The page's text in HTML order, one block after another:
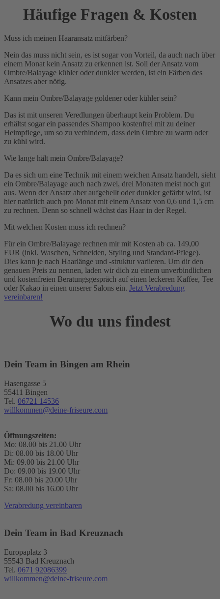
Häufige Fragen & Kosten
Muss ich meinen Haaransatz mitfärben?
Nein das muss nicht sein, es ist sogar von Vorteil, da auch nach über
einem Monat kein Ansatz zu erkennen ist. Soll der Ansatz vom
Ombre/Balayage kühler oder dunkler werden, ist ein Färben des
Ansatzes aber nötig.
Kann mein Ombre/Balayage goldener oder kühler sein?
Das ist mit unseren Veredlungen überhaupt kein Problem. Du
erhältst sogar ein passendes Shampoo kostenfrei mit zu deiner
Heimpflege, um so zu verhindern, dass dein Ombre zu warm oder
zu kühl wird.
Wie lange hält mein Ombre/Balayage?
Da es sich um eine Technik mit einem weichen Ansatz handelt, sieht
ein Ombre/Balayage auch nach zwei, drei Monaten meist noch gut
aus. Wenn der Ansatz aber aufgehellt oder dunkler gefärbt wird, ist
hier natürlich auch pro Monat mit einem Ansatz von 0,6 und 1,5 cm
zu rechnen. Denn so schnell wächst das Haar in der Regel.
Mit welchen Kosten muss ich rechnen?
Für ein Ombre/Balayage rechnen mir mit Kosten ab ca. 149,00
EUR (inkl. Waschen, Schneiden, Styling und Standard-Pflege).
Dies kann je nach Haarlänge und -struktur variieren. Um dir den
genauen Preis zu nennen, laden wir dich zu einem unverbindlichen
und kostenfreien Beratungsgespräch auf einen leckeren Kaffee, Tee
oder Kakao in einen unserer Salons ein. Jetzt Verabredung
vereinbaren!
Wo du uns findest
Dein Team in Bingen am Rhein
Hasengasse 5
55411 Bingen
Tel. 06721 14536
willkommen@deine-friseure.com
Öffnungszeiten:
Mo: 08.00 bis 21.00 Uhr
Di: 08.00 bis 18.00 Uhr
Mi: 09.00 bis 21.00 Uhr
Do: 09.00 bis 19.00 Uhr
Fr: 08.00 bis 20.00 Uhr
Sa: 08.00 bis 16.00 Uhr
Verabredung vereinbaren
Dein Team in Bad Kreuznach
Europaplatz 3
55543 Bad Kreuznach
Tel. 0671 92086399
willkommen@deine-friseure.com